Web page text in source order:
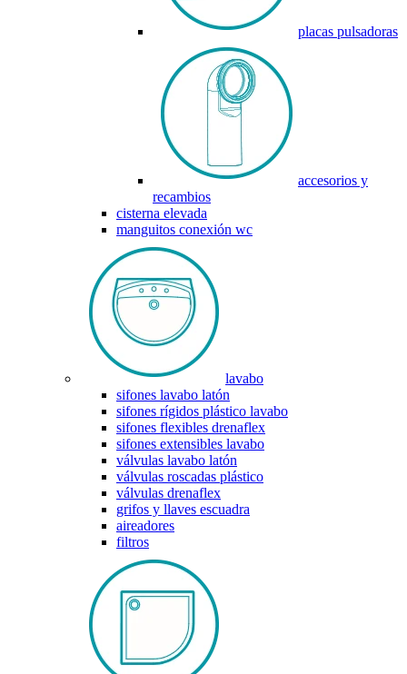
placas pulsadoras
accesorios y
recambios
cisterna elevada
manguitos conexión wc
lavabo
sifones lavabo latón
sifones rígidos plástico lavabo
sifones flexibles drenaflex
sifones extensibles lavabo
válvulas lavabo latón
válvulas roscadas plástico
válvulas drenaflex
grifos y llaves escuadra
aireadores
filtros